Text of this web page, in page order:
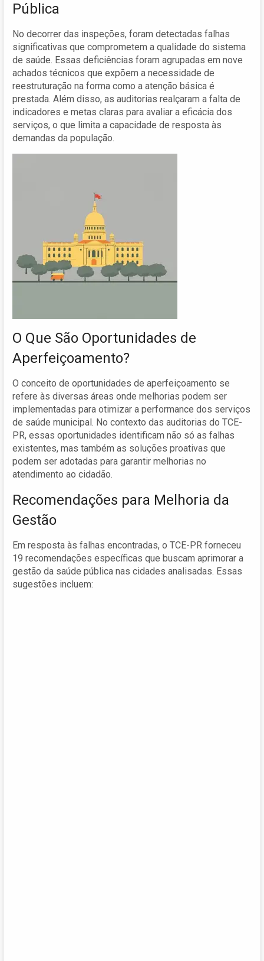
Pública
No decorrer das inspeções, foram detectadas falhas
significativas que comprometem a qualidade do sistema
de saúde. Essas deficiências foram agrupadas em nove
achados técnicos que expõem a necessidade de
reestruturação na forma como a atenção básica é
prestada. Além disso, as auditorias realçaram a falta de
indicadores e metas claras para avaliar a eficácia dos
serviços, o que limita a capacidade de resposta às
demandas da população.
O Que São Oportunidades de
Aperfeiçoamento?
O conceito de oportunidades de aperfeiçoamento se
refere às diversas áreas onde melhorias podem ser
implementadas para otimizar a performance dos serviços
de saúde municipal. No contexto das auditorias do TCE-
PR, essas oportunidades identificam não só as falhas
existentes, mas também as soluções proativas que
podem ser adotadas para garantir melhorias no
atendimento ao cidadão.
Recomendações para Melhoria da
Gestão
Em resposta às falhas encontradas, o TCE-PR forneceu
19 recomendações específicas que buscam aprimorar a
gestão da saúde pública nas cidades analisadas. Essas
sugestões incluem: